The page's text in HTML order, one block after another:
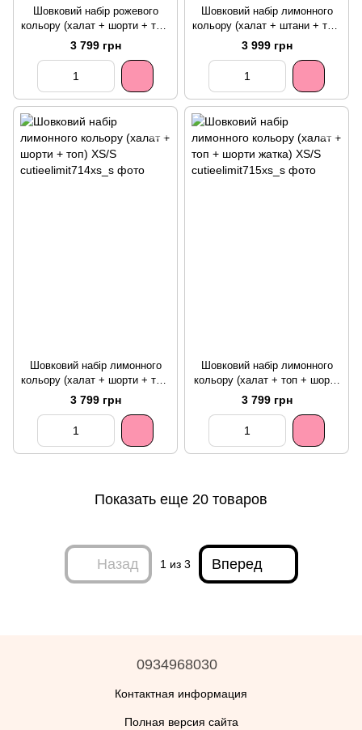
Шовковий набір рожевого
кольору (халат + шорти + топ)
XS/S
3 799 грн
Шовковий набір лимонного
кольору (халат + штани + топ)
XS/S
3 999 грн
Шовковий набір лимонного
кольору (халат + шорти + топ)
XS/S
3 799 грн
Шовковий набір лимонного
кольору (халат + топ + шорти
жатка) XS/S
3 799 грн
Показать еще 20 товаров
Назад 1из 3 Вперед
0934968030
Контактная информация
Полная версия сайта